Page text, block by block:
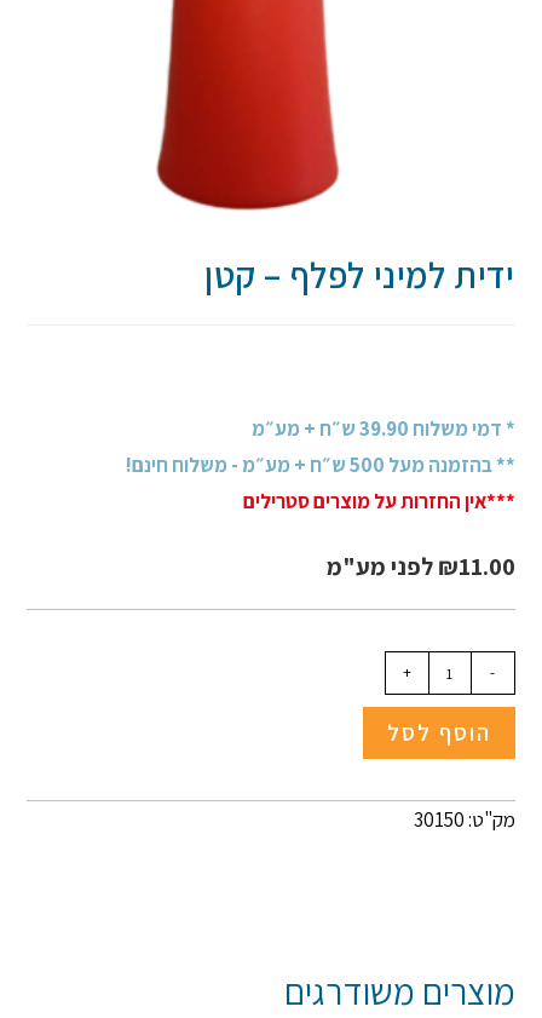
ידית למיני לפלף – קטן
* דמי משלוח 39.90 ש״ח + מע״מ
** בהזמנה מעל 500 ש״ח + מע״מ - משלוח חינם!
***אין החזרות על מוצרים סטרילים
₪11.00 לפני מע"מ
-
+
הוסף לסל
מק"ט: 30150
מוצרים משודרגים